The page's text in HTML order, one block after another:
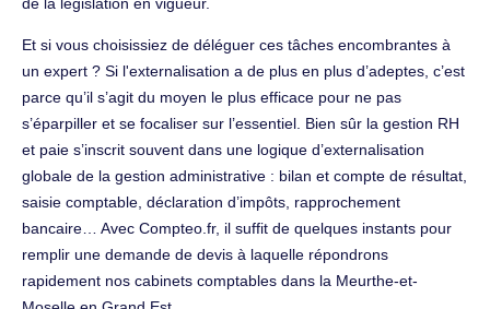
Et si vous choisissiez de déléguer ces tâches encombrantes à
un expert ? Si l'externalisation a de plus en plus d’adeptes, c’est
parce qu’il s’agit du moyen le plus efficace pour ne pas
s’éparpiller et se focaliser sur l’essentiel. Bien sûr la gestion RH
et paie s’inscrit souvent dans une logique d’externalisation
globale de la gestion administrative : bilan et compte de résultat,
saisie comptable, déclaration d’impôts, rapprochement
bancaire… Avec Compteo.fr, il suffit de quelques instants pour
remplir une demande de devis à laquelle répondrons
rapidement nos cabinets comptables dans la Meurthe-et-